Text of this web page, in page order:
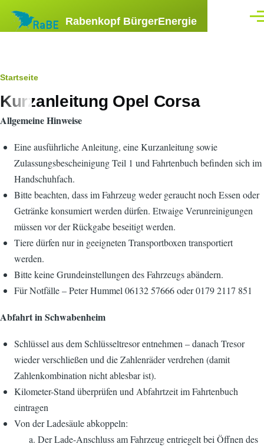
Rabenkopf BürgerEnergie
Pfadnavigation
Startseite
Kurzanleitung Opel Corsa
Allgemeine Hinweise
Eine ausführliche Anleitung, eine Kurzanleitung sowie
Zulassungsbescheinigung Teil 1 und Fahrtenbuch befinden sich im
Handschuhfach.
Bitte beachten, dass im Fahrzeug weder geraucht noch Essen oder
Getränke kon­sumiert werden dürfen. Etwaige Verunreinigungen
müssen vor der Rückgabe beseitigt werden.
Tiere dürfen nur in geeigneten Transportboxen transportiert
werden.
Bitte keine Grundeinstellungen des Fahrzeugs abändern.
Für Notfälle – Peter Hummel 06132 57666 oder 0179 2117 851
Abfahrt in Schwabenheim
Schlüssel aus dem Schlüsseltresor entnehmen – danach Tresor
wieder verschließen und die Zahlenräder verdrehen (damit
Zahlenkombination nicht ablesbar ist).
Kilometer-Stand überprüfen und Abfahrtzeit im Fahrtenbuch
eintragen
Von der Ladesäule abkoppeln:
Der Lade-Anschluss am Fahrzeug entriegelt bei Öffnen des